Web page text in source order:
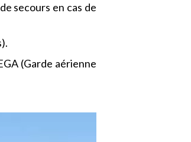
secours en cas de
(Garde aérienne